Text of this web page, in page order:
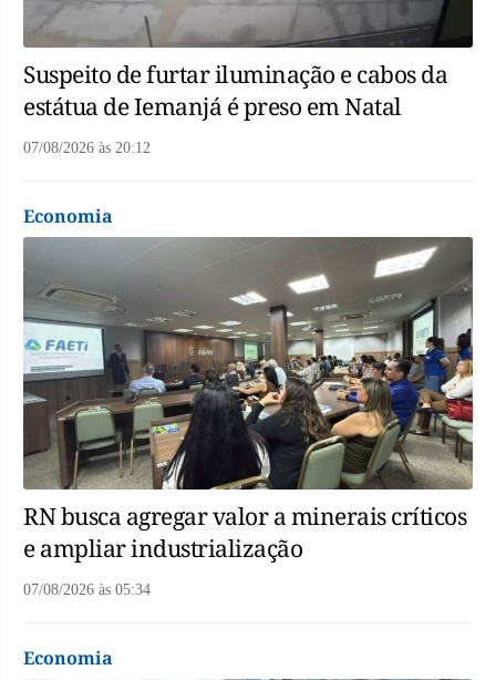
Suspeito de furtar iluminação e cabos da
estátua de Iemanjá é preso em Natal
07/08/2026 às 20:12
Economia
RN busca agregar valor a minerais críticos
e ampliar industrialização
07/08/2026 às 05:34
Economia